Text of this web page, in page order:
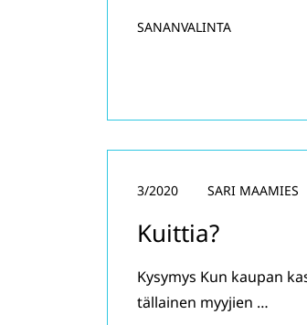
SANANVALINTA
Kuittia?
3/2020 SARI MAAMIES
Kysymys Kun kaupan
tällainen myyjien …